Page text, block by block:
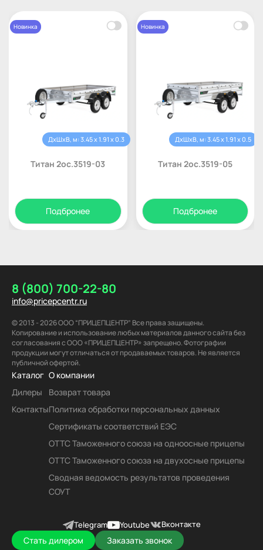
Новинка
ДхШхВ, м: 3.45 x 1.91 x 0.3
Титан 2ос.3519-03
Подбронее
Новинка
ДхШхВ, м: 3.45 x 1.91 x 0.5
Титан 2ос.3519-05
Подбронее
8 (800) 700-22-80
info@pricepcentr.ru
© 2013 - 2026 ООО “ПРИЦЕПЦЕНТР” Все права защищены.
Копирование и использование любых материалов данного сайта без
согласования с ООО «ПРИЦЕПЦЕНТР» запрещено. Фотографии
продукции могут отличаться от продаваемых товаров. Не является
публичной офертой.
Каталог
Дилеры
Контакты
О компании
Возврат товара
Политика обработки персональных данных
Сертификаты соответствий ЕЭС
ОТТС Таможенного союза на одноосные прицепы
ОТТС Таможенного союза на двухосные прицепы
Сводная ведомость результатов проведения
СОУТ
Telegram Youtube Вконтакте
Стать дилером Заказать звонок